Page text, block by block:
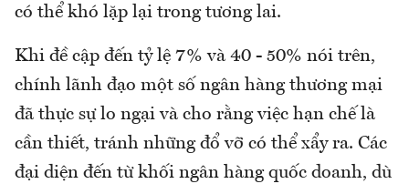
có thể khó lặp lại trong tương lai.
Khi đề cập đến tỷ lệ 7% và 40 - 50% nói trên,
chính lãnh đạo một số ngân hàng thương mại
đã thực sự lo ngại và cho rằng việc hạn chế là
cần thiết, tránh những đổ vỡ có thể xẩy ra. Các
đại diện đến từ khối ngân hàng quốc doanh, dù